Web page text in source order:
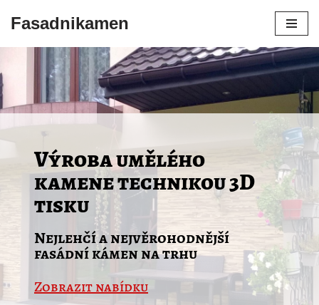
Fasadnikamen
Výroba umělého
kamene technikou 3D
tisku
Nejlehčí a nejvěrohodnější
fasádní kámen na trhu
Zobrazit nabídku